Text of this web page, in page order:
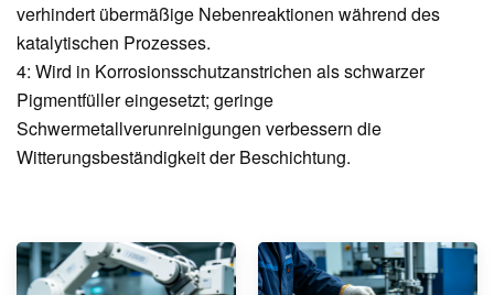
verhindert übermäßige Nebenreaktionen während des
katalytischen Prozesses.
4: Wird in Korrosionsschutzanstrichen als schwarzer
Pigmentfüller eingesetzt; geringe
Schwermetallverunreinigungen verbessern die
Witterungsbeständigkeit der Beschichtung.